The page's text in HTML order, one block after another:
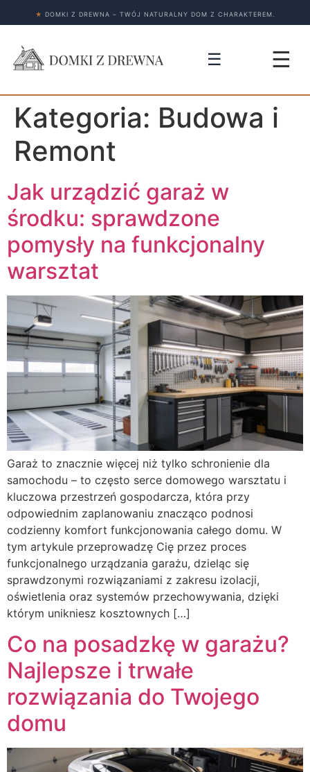
★ DOMKI Z DREWNA – TWÓJ NATURALNY DOM Z CHARAKTEREM.
☰ ☰
Kategoria: Budowa i
Remont
Jak urządzić garaż w
środku: sprawdzone
pomysły na funkcjonalny
warsztat
Garaż to znacznie więcej niż tylko schronienie dla
samochodu – to często serce domowego warsztatu i
kluczowa przestrzeń gospodarcza, która przy
odpowiednim zaplanowaniu znacząco podnosi
codzienny komfort funkcjonowania całego domu. W
tym artykule przeprowadzę Cię przez proces
funkcjonalnego urządzania garażu, dzieląc się
sprawdzonymi rozwiązaniami z zakresu izolacji,
oświetlenia oraz systemów przechowywania, dzięki
którym unikniesz kosztownych […]
Co na posadzkę w garażu?
Najlepsze i trwałe
rozwiązania do Twojego
domu